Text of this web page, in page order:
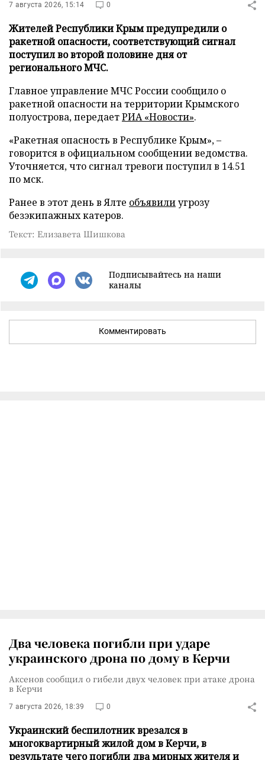
7 августа 2026, 15:14 0
Жителей Республики Крым предупредили о
ракетной опасности, соответствующий сигнал
поступил во второй половине дня от
регионального МЧС.
Главное управление МЧС России сообщило о
ракетной опасности на территории Крымского
полуострова, передаетРИА «Новости».
«Ракетная опасность в Республике Крым», –
говорится в официальном сообщении ведомства.
Уточняется, что сигнал тревоги поступил в 14.51
по мск.
Ранее в этот день в Ялте объявилиугрозу
безэкипажных катеров.
Текст: Елизавета Шишкова
Подписывайтесь на наши
каналы
Комментировать
Два человека погибли при ударе
украинского дрона по дому в Керчи
Аксенов сообщил о гибели двух человек при атаке дрона
в Керчи
7 августа 2026, 18:39 0
Украинский беспилотник врезался в
многоквартирный жилой дом в Керчи, в
результате чего погибли два мирных жителя и